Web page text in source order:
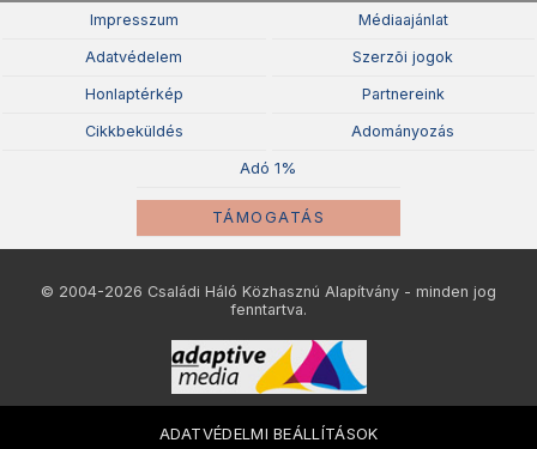
Impresszum Médiaajánlat
Adatvédelem Szerzõi jogok
Honlaptérkép Partnereink
Cikkbeküldés Adományozás
Adó 1%
TÁMOGATÁS
© 2004-2026 Családi Háló Közhasznú Alapítvány - minden jog
fenntartva.
ADATVÉDELMI BEÁLLÍTÁSOK